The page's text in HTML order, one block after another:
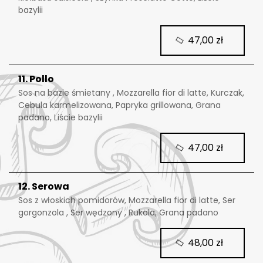
bazylii
11. Pollo
Sos na bazie śmietany , Mozzarella fior di latte, Kurczak,
Cebula karmelizowana, Papryka grillowana, Grana
padano, Liście bazylii
12. Serowa
Sos z włoskich pomidorów, Mozzarella fior di latte, Ser
gorgonzola , Ser wędzony , Rukola, Grana padano